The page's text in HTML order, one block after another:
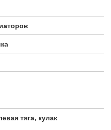
тяга, кулак